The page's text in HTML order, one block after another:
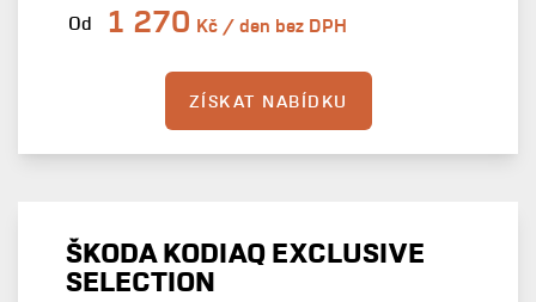
Od 1 270 Kč / den bez DPH
ZÍSKAT NABÍDKU
ŠKODA KODIAQ EXCLUSIVE
SELECTION